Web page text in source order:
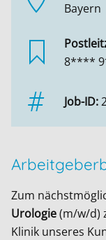
Bayern
8****
Job-ID:
Zum
Urologie(m/w/d)
Klinik unseres